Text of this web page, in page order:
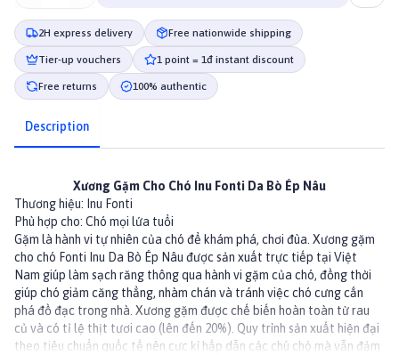
2H express delivery Free nationwide shipping
Tier-up vouchers 1 point = 1đ instant discount
Free returns 100% authentic
Description
Xương Gặm Cho Chó Inu Fonti Da Bò Ép Nâu
Thương hiệu: Inu Fonti
Phù hợp cho: Chó mọi lứa tuổi
Gặm là hành vi tự nhiên của chó để khám phá, chơi đùa. Xương gặm
cho chó Fonti Inu Da Bò Ép Nâu được sản xuất trực tiếp tại Việt
Nam giúp làm sạch răng thông qua hành vi gặm của chó, đồng thời
giúp chó giảm căng thẳng, nhàm chán và tránh việc chó cưng cắn
phá đồ đạc trong nhà. Xương gặm được chế biến hoàn toàn từ rau
củ và có tỉ lệ thịt tươi cao (lên đến 20%). Quy trình sản xuất hiện đại
theo tiêu chuẩn quốc tế nên cực kì hấp dẫn các chú chó mà vẫn đảm